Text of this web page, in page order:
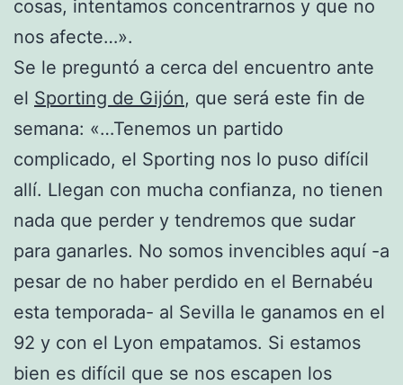
cosas, intentamos concentrarnos y que no
nos afecte…».
Se le preguntó a cerca del encuentro ante
el Sporting de Gijón, que será este fin de
semana: «…Tenemos un partido
complicado, el Sporting nos lo puso difícil
allí. Llegan con mucha confianza, no tienen
nada que perder y tendremos que sudar
para ganarles. No somos invencibles aquí -a
pesar de no haber perdido en el Bernabéu
esta temporada- al Sevilla le ganamos en el
92 y con el Lyon empatamos. Si estamos
bien es difícil que se nos escapen los